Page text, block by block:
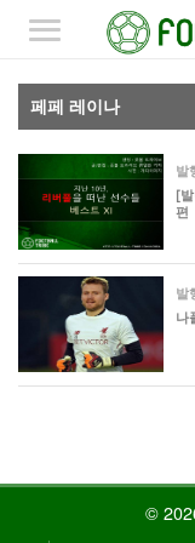
페페 레이나
발
[
편
발
나
©